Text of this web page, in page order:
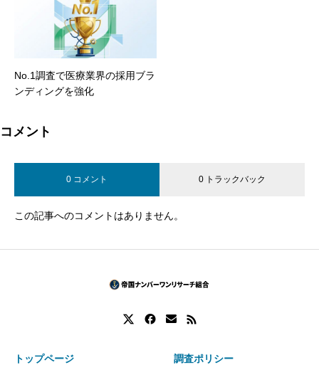
No.1調査で医療業界の採用ブラ
ンディングを強化
コメント
0 コメント 0 トラックバック
この記事へのコメントはありません。
トップページ 調査ポリシー